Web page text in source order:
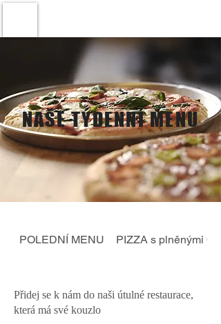
NAŠE TÝDENNÍ MENU
POLEDNÍ MENU PIZZA s plněnými
Přidej se k nám do naši útulné restaurace,
která má své kouzlo